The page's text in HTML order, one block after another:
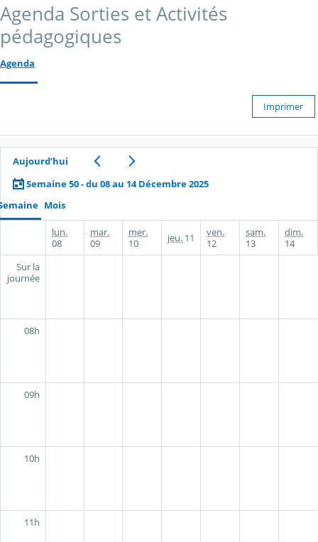
Agenda Sorties et Activités
pédagogiques
Agenda
Imprimer
Aujourd’hui
Semaine 50 - du 08 au 14 Décembre 2025
Mois
lun.
08
mar.
09
mer.
10
jeu. 11
ven.
12
sam.
13
dim.
14
Sur la
journée
08h
09h
10h
11h